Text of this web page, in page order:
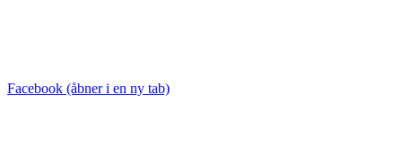
Facebook (åbner i en ny tab)